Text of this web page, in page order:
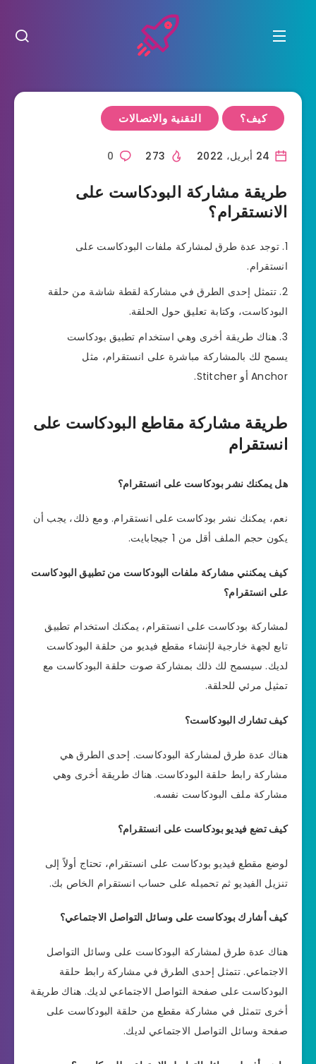
كيف؟ التقنية والاتصالات
0
طريقة مشاركة البودكاست على
الانستقرام؟
توجد عدة طرق لمشاركة ملفات البودكاست على
انستقرام.
تتمثل إحدى الطرق في مشاركة لقطة شاشة من حلقة
البودكاست، وكتابة تعليق حول الحلقة.
هناك طريقة أخرى وهي استخدام تطبيق بودكاست
يسمح لك بالمشاركة مباشرة على انستقرام، مثل
Anchor أو Stitcher.
طريقة مشاركة مقاطع البودكاست على
انستقرام
هل يمكنك نشر بودكاست على انستقرام؟
نعم، يمكنك نشر بودكاست على انستقرام. ومع ذلك، يجب أن
يكون حجم الملف أقل من 1 جيجابايت.
كيف يمكنني مشاركة ملفات البودكاست من تطبيق البودكاست
على انستقرام؟
لمشاركة بودكاست على انستقرام، يمكنك استخدام تطبيق
تابع لجهة خارجية لإنشاء مقطع فيديو من حلقة البودكاست
لديك. سيسمح لك ذلك بمشاركة صوت حلقة البودكاست مع
تمثيل مرئي للحلقة.
كيف تشارك البودكاست؟
هناك عدة طرق لمشاركة البودكاست. إحدى الطرق هي
مشاركة رابط حلقة البودكاست. هناك طريقة أخرى وهي
مشاركة ملف البودكاست نفسه.
كيف تضع فيديو بودكاست على انستقرام؟
لوضع مقطع فيديو بودكاست على انستقرام، تحتاج أولاً إلى
تنزيل الفيديو ثم تحميله على حساب انستقرام الخاص بك.
كيف أشارك بودكاست على وسائل التواصل الاجتماعي؟
هناك عدة طرق لمشاركة البودكاست على وسائل التواصل
الاجتماعي. تتمثل إحدى الطرق في مشاركة رابط حلقة
البودكاست على صفحة التواصل الاجتماعي لديك. هناك طريقة
أخرى تتمثل في مشاركة مقطع من حلقة البودكاست على
صفحة وسائل التواصل الاجتماعي لديك.